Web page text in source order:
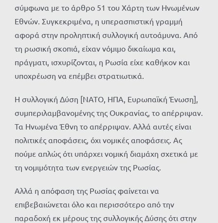
σύμφωνα με το άρθρο 51 του Χάρτη των Ηνωμένων
Εθνών. Συγκεκριμένα, η υπερασπιστική γραμμή
αφορά στην προληπτική συλλογική αυτοάμυνα. Από
τη ρωσική σκοπιά, είχαν νόμιμο δικαίωμα και,
πράγματι, ισχυρίζονται, η Ρωσία είχε καθήκον και
υποχρέωση να επέμβει στρατιωτικά.
Η συλλογική Δύση [ΝΑΤΟ, ΗΠΑ, Ευρωπαϊκή Ένωση],
συμπεριλαμβανομένης της Ουκρανίας, το απέρριψαν.
Τα Ηνωμένα Έθνη το απέρριψαν. Αλλά αυτές είναι
πολιτικές αποφάσεις, όχι νομικές αποφάσεις. Ας
πούμε απλώς ότι υπάρχει νομική διαμάχη σχετικά με
τη νομιμότητα των ενεργειών της Ρωσίας.
Αλλά η απόφαση της Ρωσίας φαίνεται να
επιβεβαιώνεται όλο και περισσότερο από την
παραδοχή εκ μέρους της συλλογικής Δύσης ότι στην